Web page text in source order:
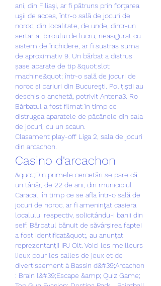
ani, din Filiaşi, ar fi pătruns prin forţarea
uşii de acces, într-o sală de jocuri de
noroc, din localitate, de unde, dintr-un
sertar al biroului de lucru, neasigurat cu
sistem de închidere, ar fi sustras suma
de aproximativ 9. Un bărbat a distrus
șase aparate de tip &quot;slot
machine&quot; într-o sală de jocuri de
noroc și pariuri din Bucureşti. Polițiștii au
deschis o anchetă, potrivit Antena3. Ro
Bărbatul a fost filmat în timp ce
distrugea aparatele de păcănele din sala
de jocuri, cu un scaun.
Clasament play-off Liga 2, sala de jocuri
din arcachon.
Casino d'arcachon
&quot;Din primele cercetări se pare că
un tânăr, de 22 de ani, din municipiul
Caracal, în timp ce se afla într-o sală de
jocuri de noroc, ar fi ameninţat casiera
localului respectiv, solicitându-i banii din
seif. Bărbatul bănuit de săvârşirea faptei
a fost identificat&quot;, au anunţat
reprezentanţii IPJ Olt. Voici les meilleurs
lieux pour les salles de jeux et de
divertissement à Bassin d&#39;Arcachon
: Brain l&#39;Escape &amp; Quiz Game;